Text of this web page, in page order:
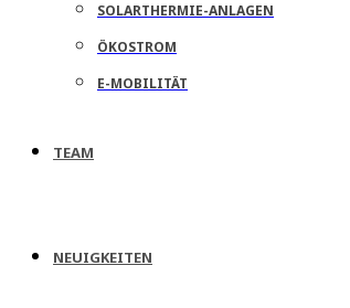
SOLARTHERMIE-ANLAGEN
ÖKOSTROM
E-MOBILITÄT
TEAM
NEUIGKEITEN